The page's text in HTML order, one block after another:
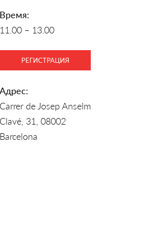
Время:
11.00 – 13.00
РЕГИСТРАЦИЯ
Адрес:
Carrer de Josep Anselm
Clavé, 31, 08002
Barcelona